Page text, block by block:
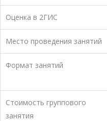
Оценка в 2ГИС
Место проведения занятий
Формат занятий
Стоимость группового
занятия